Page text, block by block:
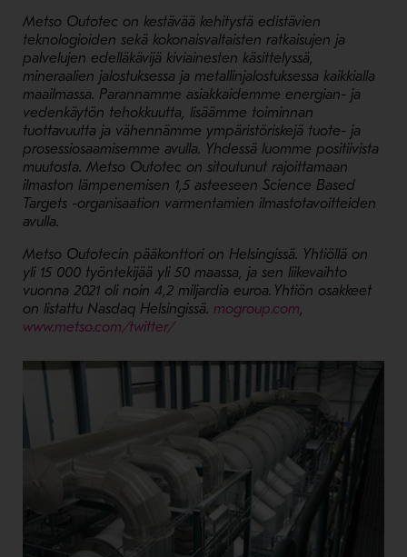
Metso Outotec on kestävää kehitystä edistävien
teknologioiden sekä kokonaisvaltaisten ratkaisujen ja
palvelujen edelläkävijä kiviainesten käsittelyssä,
mineraalien jalostuksessa ja metallinjalostuksessa kaikkialla
maailmassa. Parannamme asiakkaidemme energian- ja
vedenkäytön tehokkuutta, lisäämme toiminnan
tuottavuutta ja vähennämme ympäristöriskejä tuote- ja
prosessiosaamisemme avulla. Yhdessä luomme positiivista
muutosta. Metso Outotec on sitoutunut rajoittamaan
ilmaston lämpenemisen 1,5 asteeseen Science Based
Targets -organisaation varmentamien ilmastotavoitteiden
avulla.
Metso Outotecin pääkonttori on Helsingissä. Yhtiöllä on
yli 15 000 työntekijää yli 50 maassa, ja sen liikevaihto
vuonna 2021 oli noin 4,2 miljardia euroa. Yhtiön osakkeet
on listattu Nasdaq Helsingissä. mogroup.com- Avaa uudessa
,
www.metso.com/twitter/- Avaa uudessa ikkunassa